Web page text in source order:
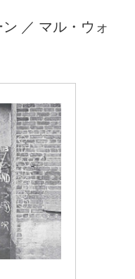
／ マル・ウォ